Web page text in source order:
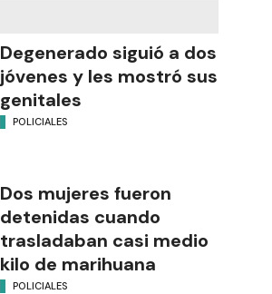
Degenerado siguió a dos
jóvenes y les mostró sus
genitales
POLICIALES
Dos mujeres fueron
detenidas cuando
trasladaban casi medio
kilo de marihuana
POLICIALES